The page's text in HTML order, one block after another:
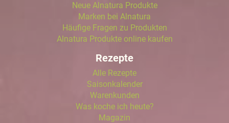
Neue Alnatura Produkte
Marken bei Alnatura
Häufige Fragen zu Produkten
Alnatura Produkte online kaufen
Rezepte
Alle Rezepte
Saisonkalender
Warenkunden
Was koche ich heute?
Magazin